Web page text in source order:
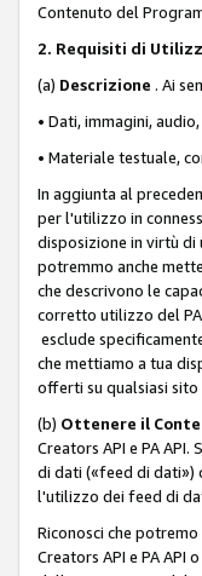
Contenuto del
2. Requisiti di
(a) Descrizione . Ai
• Dati, immagini,
• Materiale testuale,
In aggiunta al
per l'utilizzo in
disposizione in virtù di
potremmo anche
che descrivono le
corretto utilizzo del
esclude
che mettiamo a tua
offerti su qualsiasi sito
(b) Ottenere il
Creators API e PA
di dati («feed di dati»)
l'utilizzo dei feed di
Riconosci che
Creators API e PA API